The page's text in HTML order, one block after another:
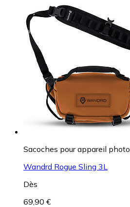
Sacoches pour appareil photo
Wandrd Rogue Sling 3L
Dès
69,90 €